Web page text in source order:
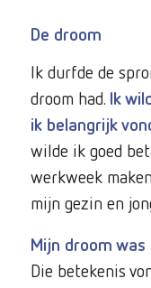
De droom
Ik durfde de
droom had. Ik
ik belangrijk
wilde ik goed
werkweek
mijn gezin en
Mijn droom
Die betekenis